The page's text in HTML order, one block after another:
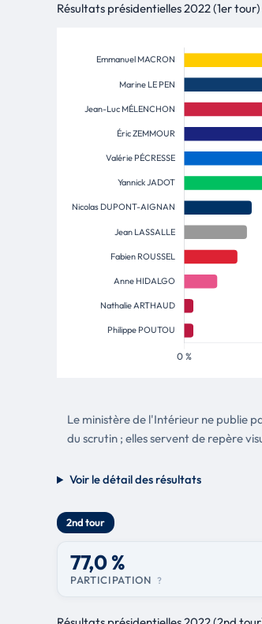
Résultats présidentielles 2022 (1er
Le ministère de l'Intérieur ne publie
du scrutin ; elles servent de repère
Voir le détail des résultats
2nd tour
77,0 %
PARTICIPATION ?